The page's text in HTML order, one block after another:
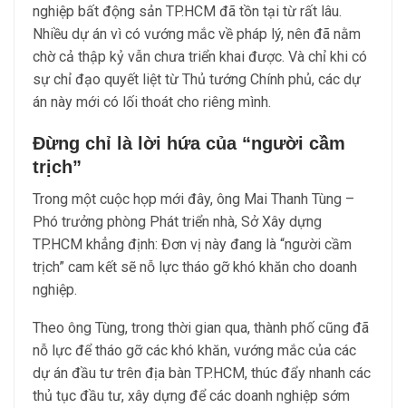
nghiệp bất động sản TP.HCM đã tồn tại từ rất lâu.
Nhiều dự án vì có vướng mắc về pháp lý, nên đã nằm
chờ cả thập kỷ vẫn chưa triển khai được. Và chỉ khi có
sự chỉ đạo quyết liệt từ Thủ tướng Chính phủ, các dự
án này mới có lối thoát cho riêng mình.
Đừng chỉ là lời hứa của “người cầm
trịch”
Trong một cuộc họp mới đây, ông Mai Thanh Tùng –
Phó trưởng phòng Phát triển nhà, Sở Xây dựng
TP.HCM khẳng định: Đơn vị này đang là “người cầm
trịch” cam kết sẽ nỗ lực tháo gỡ khó khăn cho doanh
nghiệp.
Theo ông Tùng, trong thời gian qua, thành phố cũng đã
nỗ lực để tháo gỡ các khó khăn, vướng mắc của các
dự án đầu tư trên địa bàn TP.HCM, thúc đẩy nhanh các
thủ tục đầu tư, xây dựng để các doanh nghiệp sớm